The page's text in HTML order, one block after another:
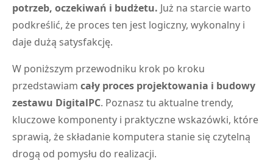
potrzeb, oczekiwań i budżetu. Już na starcie warto
podkreślić, że proces ten jest logiczny, wykonalny i
daje dużą satysfakcję.
W poniższym przewodniku krok po kroku
przedstawiam cały proces projektowania i budowy
zestawu DigitalPC. Poznasz tu aktualne trendy,
kluczowe komponenty i praktyczne wskazówki, które
sprawią, że składanie komputera stanie się czytelną
drogą od pomysłu do realizacji.